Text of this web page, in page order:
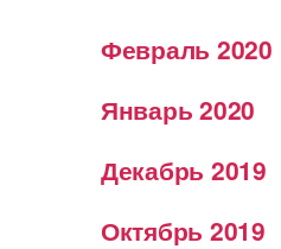
Февраль 2020
Январь 2020
Декабрь 2019
Октябрь 2019